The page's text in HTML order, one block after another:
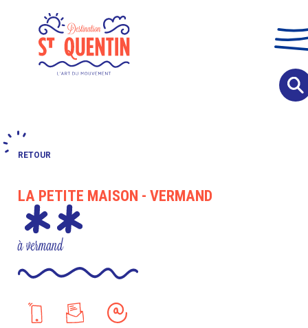
RETOUR
LA PETITE MAISON - VERMAND
à vermand